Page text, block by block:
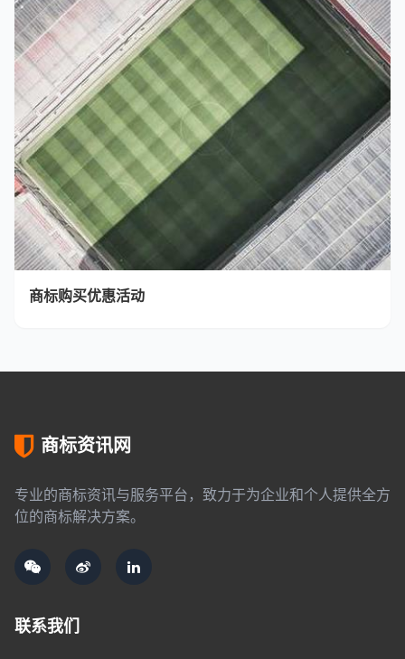
商标购买优惠活动
商标资讯网
专业的商标资讯与服务平台，致力于为企业和个人提供全方
位的商标解决方案。
联系我们